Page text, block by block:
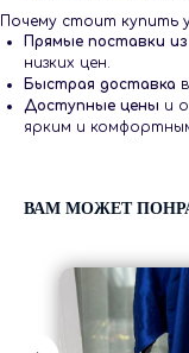
Почему стоит купить
Прямые поставки
низких цен.
Быстрая доставка
Доступные цены и
ярким и
ВАМ МОЖЕТ